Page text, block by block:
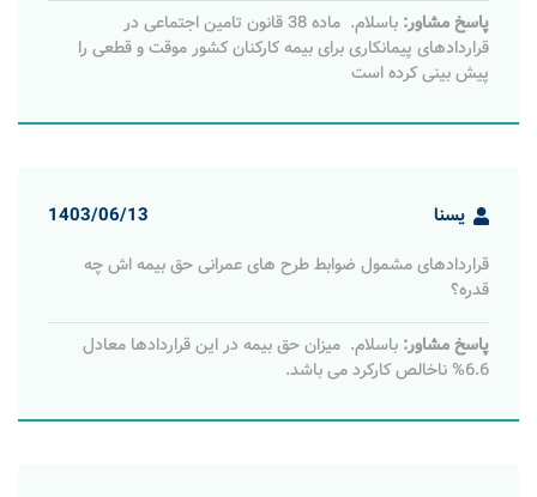
پاسخ مشاور:
باسلام. ماده 38 قانون تامین اجتماعی در
قراردادهای پیمانکاری برای بیمه کارکنان کشور موقت و قطعی را
پیش بینی کرده است
یسنا 1403/06/13
قراردادهای مشمول ضوابط طرح ‌های عمرانی حق بیمه اش چه
قدره؟
پاسخ مشاور: باسلام. میزان حق بیمه در این قراردادها معادل
6.6% ناخالص کارکرد می باشد.